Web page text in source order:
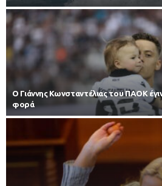
Ο Γιάννης Κωνσταντέλιας του ΠΑΟΚ
φορά